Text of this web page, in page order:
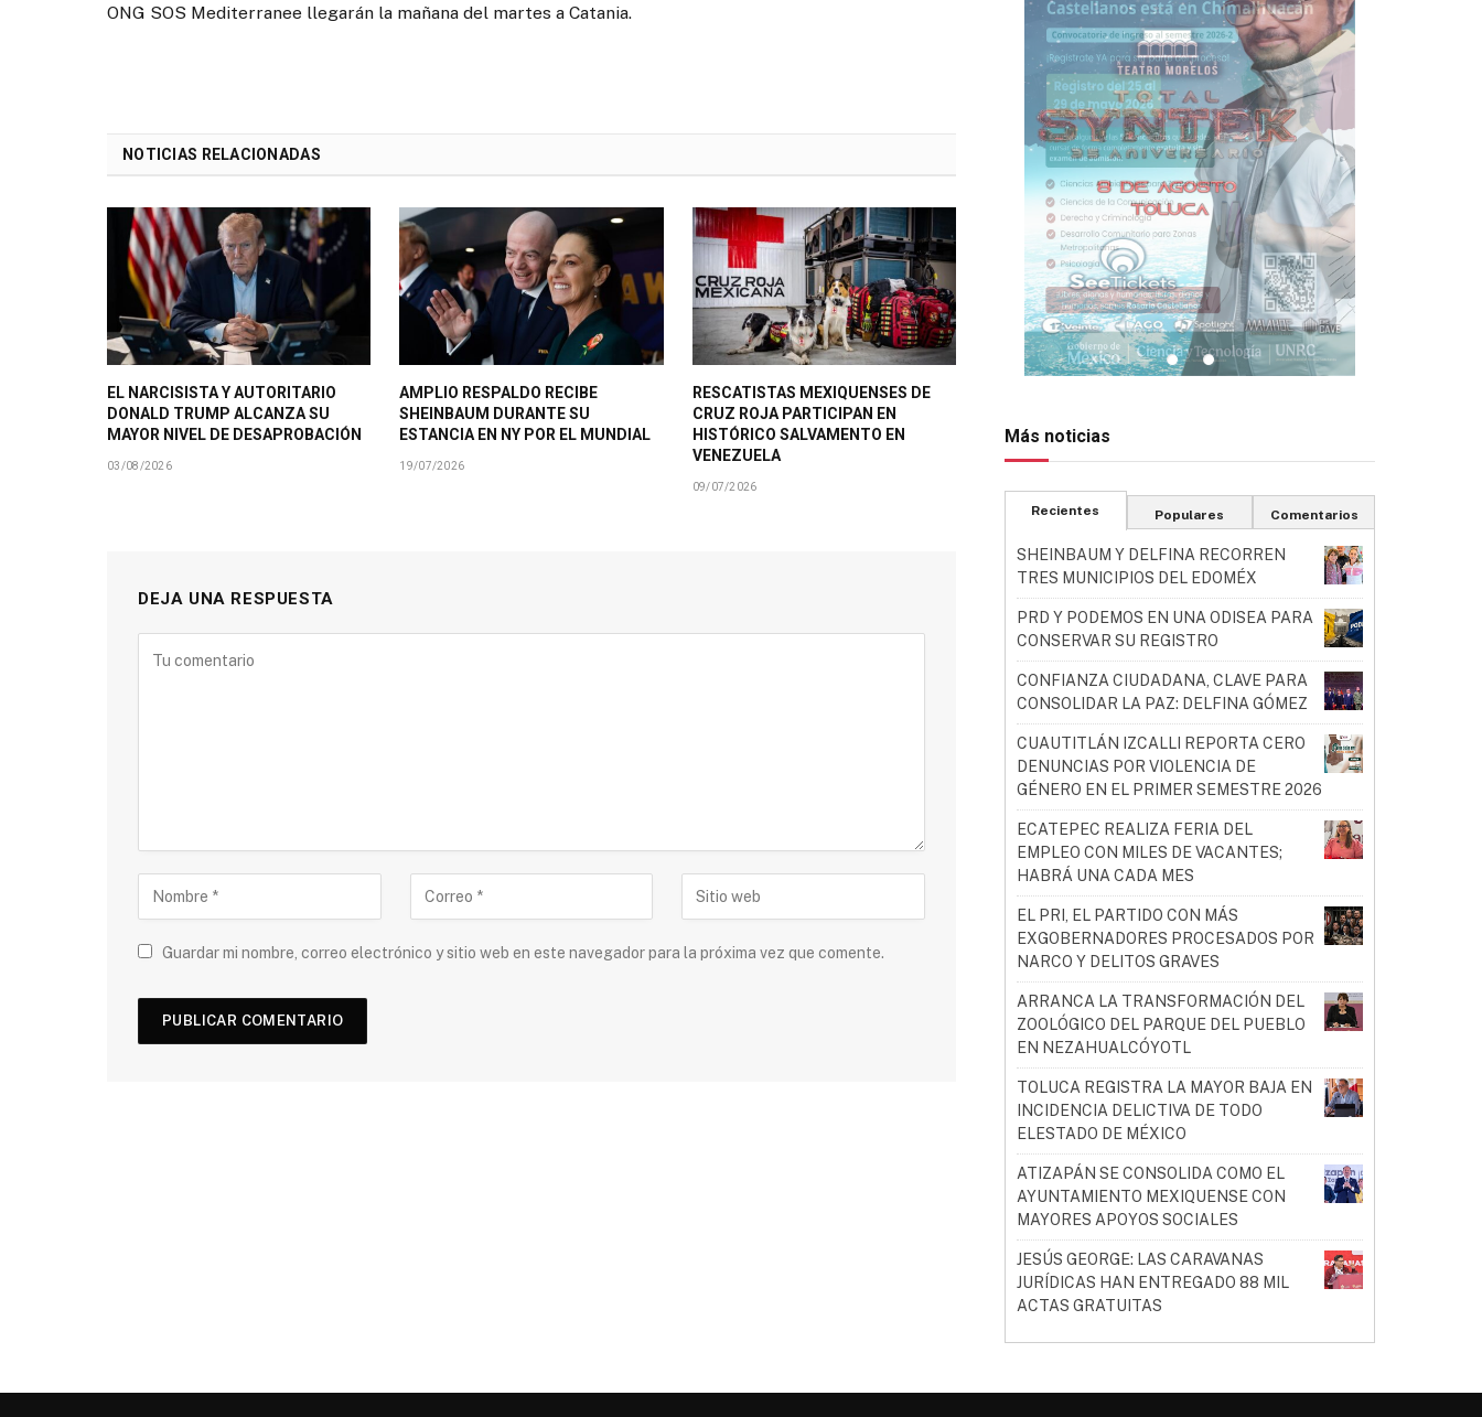
ONG SOS Mediterranee llegarán la mañana del martes a Catania.
NOTICIAS RELACIONADAS
EL NARCISISTA Y AUTORITARIO
DONALD TRUMP ALCANZA SU
MAYOR NIVEL DE DESAPROBACIÓN
03/08/2026
AMPLIO RESPALDO RECIBE
SHEINBAUM DURANTE SU
ESTANCIA EN NY POR EL MUNDIAL
19/07/2026
RESCATISTAS MEXIQUENSES DE
CRUZ ROJA PARTICIPAN EN
HISTÓRICO SALVAMENTO EN
VENEZUELA
09/07/2026
DEJA UNA RESPUESTA
Guardar mi nombre, correo electrónico y sitio web en este navegador para la próxima vez que comente.
Más noticias
Recientes Populares Comentarios
SHEINBAUM Y DELFINA RECORREN
TRES MUNICIPIOS DEL EDOMÉX
PRD Y PODEMOS EN UNA ODISEA PARA
CONSERVAR SU REGISTRO
CONFIANZA CIUDADANA, CLAVE PARA
CONSOLIDAR LA PAZ: DELFINA GÓMEZ
CUAUTITLÁN IZCALLI REPORTA CERO
DENUNCIAS POR VIOLENCIA DE
GÉNERO EN EL PRIMER SEMESTRE 2026
ECATEPEC REALIZA FERIA DEL
EMPLEO CON MILES DE VACANTES;
HABRÁ UNA CADA MES
EL PRI, EL PARTIDO CON MÁS
EXGOBERNADORES PROCESADOS POR
NARCO Y DELITOS GRAVES
ARRANCA LA TRANSFORMACIÓN DEL
ZOOLÓGICO DEL PARQUE DEL PUEBLO
EN NEZAHUALCÓYOTL
TOLUCA REGISTRA LA MAYOR BAJA EN
INCIDENCIA DELICTIVA DE TODO
ELESTADO DE MÉXICO
ATIZAPÁN SE CONSOLIDA COMO EL
AYUNTAMIENTO MEXIQUENSE CON
MAYORES APOYOS SOCIALES
JESÚS GEORGE: LAS CARAVANAS
JURÍDICAS HAN ENTREGADO 88 MIL
ACTAS GRATUITAS